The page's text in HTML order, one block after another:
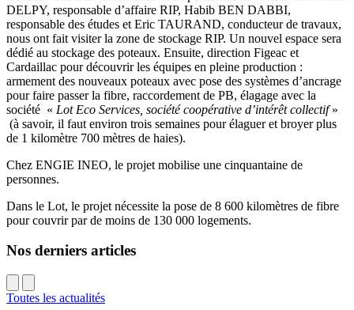
DELPY, responsable d’affaire RIP, Habib BEN DABBI,
responsable des études et Eric TAURAND, conducteur de travaux,
nous ont fait visiter la zone de stockage RIP. Un nouvel espace sera
dédié au stockage des poteaux. Ensuite, direction Figeac et
Cardaillac pour découvrir les équipes en pleine production :
armement des nouveaux poteaux avec pose des systèmes d’ancrage
pour faire passer la fibre, raccordement de PB, élagage avec la
société « Lot Eco Services, société coopérative d’intérêt collectif»
(à savoir, il faut environ trois semaines pour élaguer et broyer plus
de 1 kilomètre 700 mètres de haies).
Chez ENGIE INEO, le projet mobilise une cinquantaine de
personnes.
Dans le Lot, le projet nécessite la pose de 8 600 kilomètres de fibre
pour couvrir par de moins de 130 000 logements.
Nos derniers articles
Toutes les actualités